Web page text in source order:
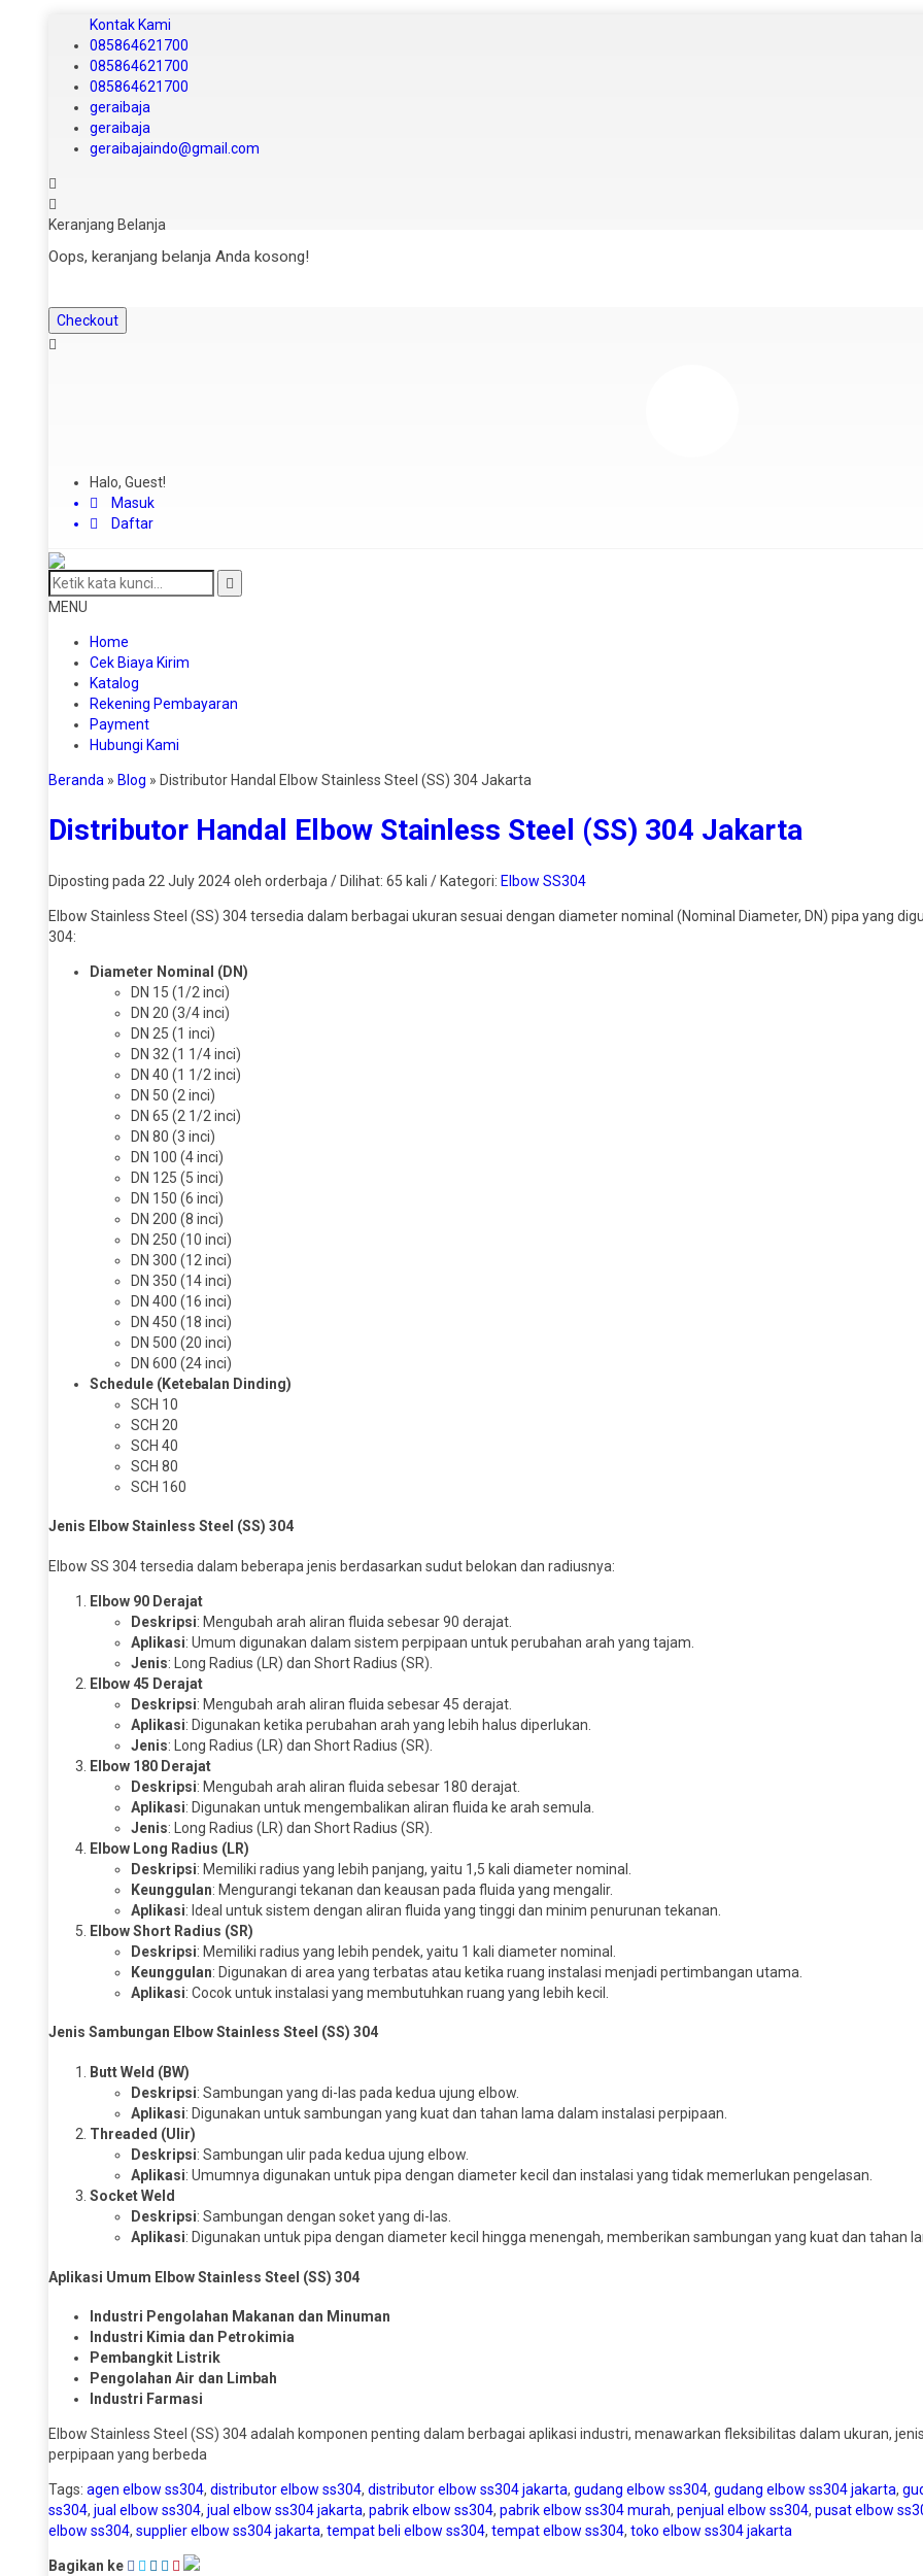
Kontak Kami
085864621700
085864621700
085864621700
geraibaja
geraibaja
geraibajaindo@gmail.com
Keranjang Belanja
Oops, keranjang belanja Anda kosong!
Checkout
Halo, Guest!
Masuk
Daftar
MENU
Home
Cek Biaya Kirim
Katalog
Rekening Pembayaran
Payment
Hubungi Kami
Beranda » Blog » Distributor Handal Elbow Stainless Steel (SS) 304 Jakarta
Distributor Handal Elbow Stainless Steel (SS) 304 Jakarta
Diposting pada 22 July 2024 oleh orderbaja / Dilihat: 65 kali / Kategori: Elbow SS304
Elbow Stainless Steel (SS) 304 tersedia dalam berbagai ukuran sesuai dengan diameter nominal (Nominal Diameter, DN) pipa yang
304:
Diameter Nominal (DN)
DN 15 (1/2 inci)
DN 20 (3/4 inci)
DN 25 (1 inci)
DN 32 (1 1/4 inci)
DN 40 (1 1/2 inci)
DN 50 (2 inci)
DN 65 (2 1/2 inci)
DN 80 (3 inci)
DN 100 (4 inci)
DN 125 (5 inci)
DN 150 (6 inci)
DN 200 (8 inci)
DN 250 (10 inci)
DN 300 (12 inci)
DN 350 (14 inci)
DN 400 (16 inci)
DN 450 (18 inci)
DN 500 (20 inci)
DN 600 (24 inci)
Schedule (Ketebalan Dinding)
SCH 10
SCH 20
SCH 40
SCH 80
SCH 160
Jenis Elbow Stainless Steel (SS) 304
Elbow SS 304 tersedia dalam beberapa jenis berdasarkan sudut belokan dan radiusnya:
Elbow 90 Derajat
Deskripsi: Mengubah arah aliran fluida sebesar 90 derajat.
Aplikasi: Umum digunakan dalam sistem perpipaan untuk perubahan arah yang tajam.
Jenis: Long Radius (LR) dan Short Radius (SR).
Elbow 45 Derajat
Deskripsi: Mengubah arah aliran fluida sebesar 45 derajat.
Aplikasi: Digunakan ketika perubahan arah yang lebih halus diperlukan.
Jenis: Long Radius (LR) dan Short Radius (SR).
Elbow 180 Derajat
Deskripsi: Mengubah arah aliran fluida sebesar 180 derajat.
Aplikasi: Digunakan untuk mengembalikan aliran fluida ke arah semula.
Jenis: Long Radius (LR) dan Short Radius (SR).
Elbow Long Radius (LR)
Deskripsi: Memiliki radius yang lebih panjang, yaitu 1,5 kali diameter nominal.
Keunggulan: Mengurangi tekanan dan keausan pada fluida yang mengalir.
Aplikasi: Ideal untuk sistem dengan aliran fluida yang tinggi dan minim penurunan tekanan.
Elbow Short Radius (SR)
Deskripsi: Memiliki radius yang lebih pendek, yaitu 1 kali diameter nominal.
Keunggulan: Digunakan di area yang terbatas atau ketika ruang instalasi menjadi pertimbangan utama.
Aplikasi: Cocok untuk instalasi yang membutuhkan ruang yang lebih kecil.
Jenis Sambungan Elbow Stainless Steel (SS) 304
Butt Weld (BW)
Deskripsi: Sambungan yang di-las pada kedua ujung elbow.
Aplikasi: Digunakan untuk sambungan yang kuat dan tahan lama dalam instalasi perpipaan.
Threaded (Ulir)
Deskripsi: Sambungan ulir pada kedua ujung elbow.
Aplikasi: Umumnya digunakan untuk pipa dengan diameter kecil dan instalasi yang tidak memerlukan pengelasan.
Socket Weld
Deskripsi: Sambungan dengan soket yang di-las.
Aplikasi: Digunakan untuk pipa dengan diameter kecil hingga menengah, memberikan sambungan yang kuat dan tahan
Aplikasi Umum Elbow Stainless Steel (SS) 304
Industri Pengolahan Makanan dan Minuman
Industri Kimia dan Petrokimia
Pembangkit Listrik
Pengolahan Air dan Limbah
Industri Farmasi
Elbow Stainless Steel (SS) 304 adalah komponen penting dalam berbagai aplikasi industri, menawarkan fleksibilitas dalam ukuran,
perpipaan yang berbeda
Tags: agen elbow ss304, distributor elbow ss304, distributor elbow ss304 jakarta, gudang elbow ss304, gudang elbow ss304 jakarta,
ss304, jual elbow ss304, jual elbow ss304 jakarta, pabrik elbow ss304, pabrik elbow ss304 murah, penjual elbow ss304, pusat elbow
elbow ss304, supplier elbow ss304 jakarta, tempat beli elbow ss304, tempat elbow ss304, toko elbow ss304 jakarta
Bagikan ke